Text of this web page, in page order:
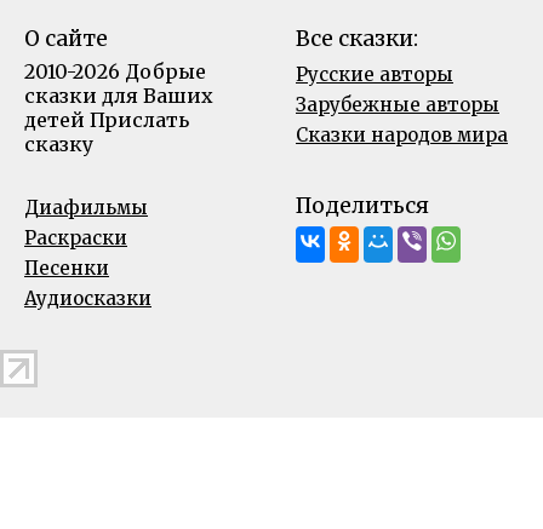
О сайте
2010-2026 Добрые
сказки для Ваших
детей Прислать
сказку
Все сказки:
Русские авторы
Зарубежные авторы
Сказки народов мира
Диафильмы
Раскраски
Песенки
Аудиосказки
Поделиться